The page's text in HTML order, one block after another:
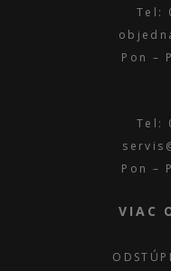
Tel:
Pon –
Tel:
Pon –
VIAC